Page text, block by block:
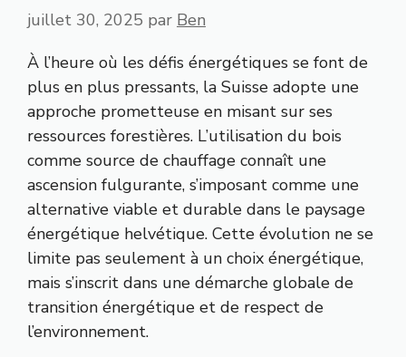
juillet 30, 2025 par Ben
À l’heure où les défis énergétiques se font de
plus en plus pressants, la Suisse adopte une
approche prometteuse en misant sur ses
ressources forestières. L’utilisation du bois
comme source de chauffage connaît une
ascension fulgurante, s’imposant comme une
alternative viable et durable dans le paysage
énergétique helvétique. Cette évolution ne se
limite pas seulement à un choix énergétique,
mais s’inscrit dans une démarche globale de
transition énergétique et de respect de
l’environnement.